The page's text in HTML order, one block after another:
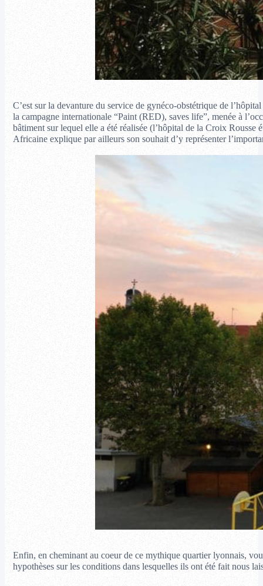
C’est sur la devanture du service de gynéco-obstétrique de
la campagne internationale “Paint (RED), saves life”, menée à
bâtiment sur lequel elle a été réalisée (l’hôpital de la Croix Rousse
Africaine explique par ailleurs son souhait d’y représenter
Enfin, en cheminant au coeur de ce mythique quartier lyonnais,
hypothèses sur les conditions dans lesquelles ils ont été fait nous